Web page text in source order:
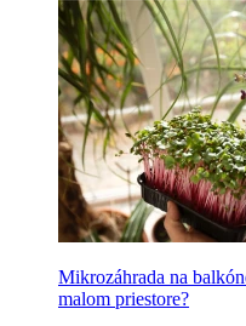
Mikrozáhrada na
malom priestore?